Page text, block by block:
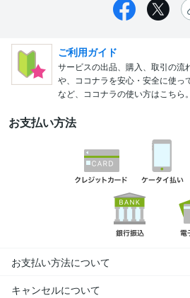
ご利用ガイド
サービスの出品、購入、取引の流
や、ココナラを安心・安全に使っ
など、ココナラの使い方はこちら。
お支払い方法
お支払い方法について
キャンセルについて